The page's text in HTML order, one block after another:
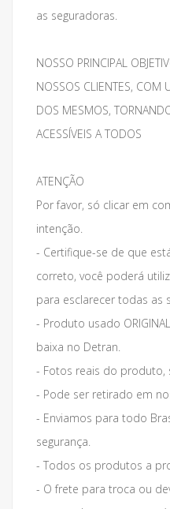
as seguradoras.
NOSSO PRINCIPAL
NOSSOS CLIENTES, COM
DOS MESMOS,
ACESSÍVEIS A TODOS
ATENÇÃO
Por favor, só clicar em
intenção.
- Certifique-se de que
correto, você poderá
para esclarecer todas as
- Produto usado
baixa no Detran.
- Fotos reais do produto,
- Pode ser retirado em
- Enviamos para todo
segurança.
- Todos os produtos a
- O frete para troca ou